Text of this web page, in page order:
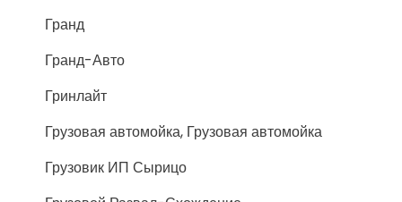
Гранд
Гранд-Авто
Гринлайт
Грузовая автомойка, Грузовая автомойка
Грузовик ИП Сырицо